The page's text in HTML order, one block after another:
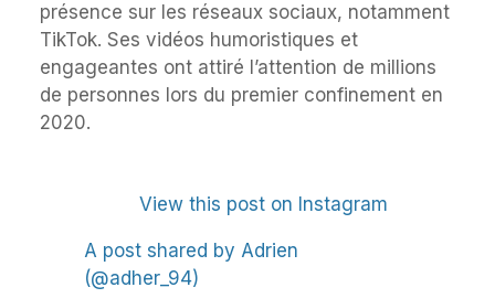
présence sur les réseaux sociaux, notamment
TikTok. Ses vidéos humoristiques et
engageantes ont attiré l’attention de millions
de personnes lors du premier confinement en
2020.
View this post on Instagram
A post shared by Adrien
(@adher_94)